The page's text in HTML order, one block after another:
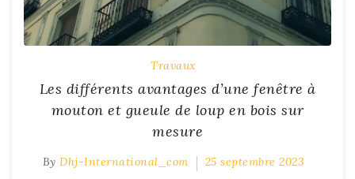
Travaux
Les différents avantages d’une fenêtre à
mouton et gueule de loup en bois sur
mesure
ByDhj-International_com 25 septembre 2023